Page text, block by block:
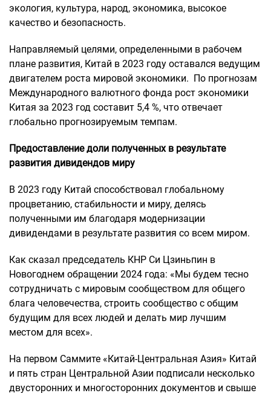
экология, культура, народ, экономика, высокое
качество и безопасность.
Направляемый целями, определенными в рабочем
плане развития, Китай в 2023 году оставался ведущим
двигателем роста мировой экономики. По прогнозам
Международного валютного фонда рост экономики
Китая за 2023 год составит 5,4 %, что отвечает
глобально прогнозируемым темпам.
Предоставление доли полученных в результате
развития дивидендов миру
В 2023 году Китай способствовал глобальному
процветанию, стабильности и миру, делясь
полученными им благодаря модернизации
дивидендами в результате развития со всем миром.
Как сказал председатель КНР Си Цзиньпин в
Новогоднем обращении 2024 года: «Мы будем тесно
сотрудничать с мировым сообществом для общего
блага человечества, строить сообщество с общим
будущим для всех людей и делать мир лучшим
местом для всех».
На первом Саммите «Китай-Центральная Азия» Китай
и пять стран Центральной Азии подписали несколько
двусторонних и многосторонних документов и свыше